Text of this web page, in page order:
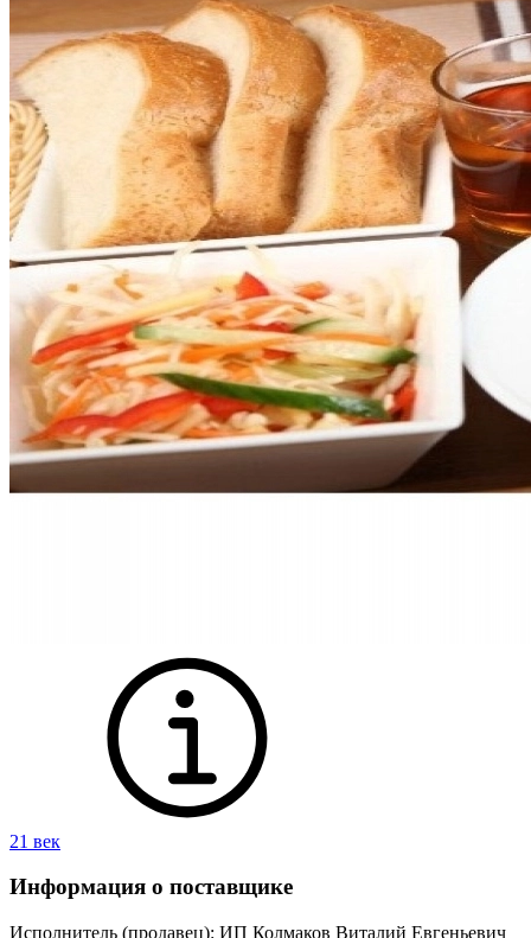
21 век
Информация о поставщике
Исполнитель (продавец): ИП Колмаков Виталий Евгеньевич